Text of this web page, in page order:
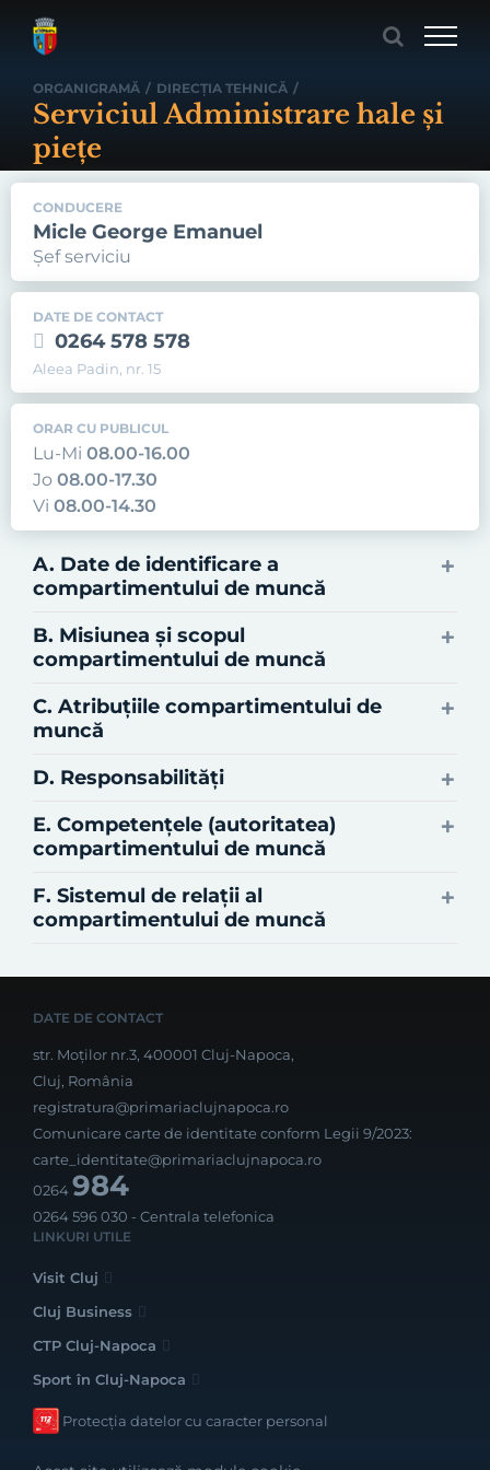
ORGANIGRAMĂ / DIRECŢIA TEHNICĂ /
Serviciul Administrare hale şi
pieţe
CONDUCERE
Micle George Emanuel
Șef serviciu
DATE DE CONTACT
0264 578 578
Aleea Padin, nr. 15
ORAR CU PUBLICUL
Lu-Mi 08.00-16.00
Jo 08.00-17.30
Vi 08.00-14.30
A. Date de identificare a
compartimentului de muncă
B. Misiunea şi scopul
compartimentului de muncă
C. Atribuţiile compartimentului de
muncă
D. Responsabilităţi
E. Competenţele (autoritatea)
compartimentului de muncă
F. Sistemul de relaţii al
compartimentului de muncă
DATE DE CONTACT
str. Moților nr.3, 400001 Cluj-Napoca,
Cluj, România
registratura@primariaclujnapoca.ro
Comunicare carte de identitate conform Legii 9/2023:
carte_identitate@primariaclujnapoca.ro
0264984
0264 596 030 - Centrala telefonica
LINKURI UTILE
Visit Cluj
Cluj Business
CTP Cluj-Napoca
Sport în Cluj-Napoca
Protecția datelor cu caracter personal